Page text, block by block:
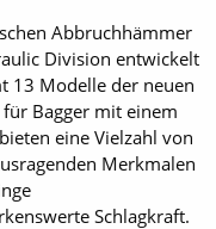
Abbruchhämmer
Division entwickelt
13 Modelle der neuen
Bagger mit einem
eine Vielzahl von
Merkmalen
Schlagkraft.